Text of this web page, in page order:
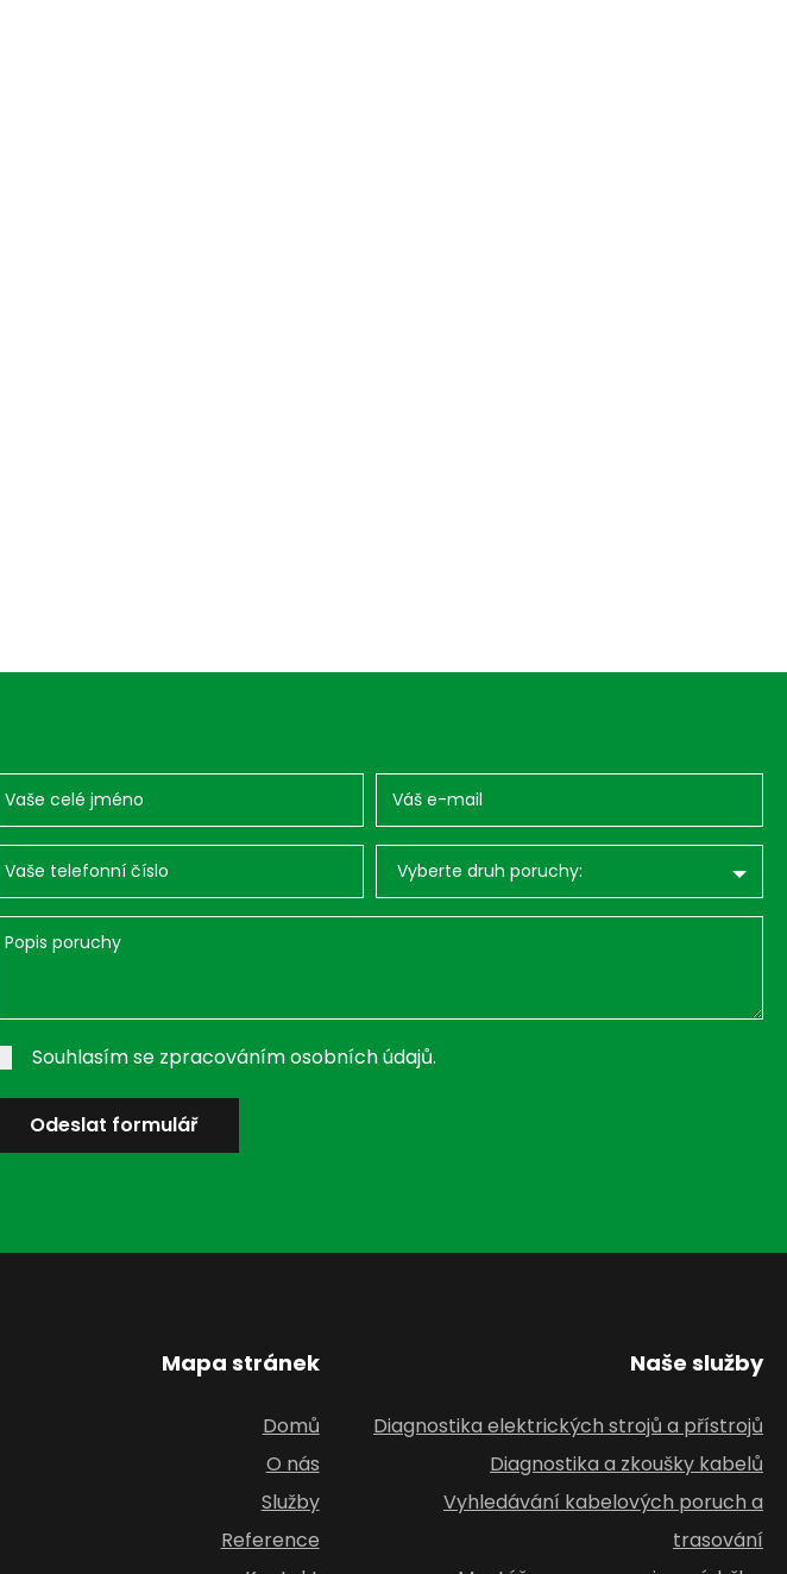
Vyberte druh poruchy:
Souhlasím se zpracováním osobních údajů.
Odeslat formulář
Mapa stránek
Domů
O nás
Služby
Reference
Naše služby
Diagnostika elektrických strojů a přístrojů
Diagnostika a zkoušky kabelů
Vyhledávání kabelových poruch a
trasování